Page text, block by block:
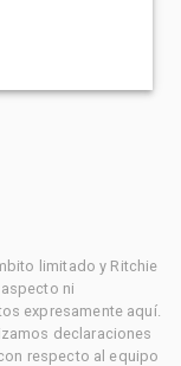
limitado y Ritchie
ni
expresamente aquí.
declaraciones
respecto al equipo